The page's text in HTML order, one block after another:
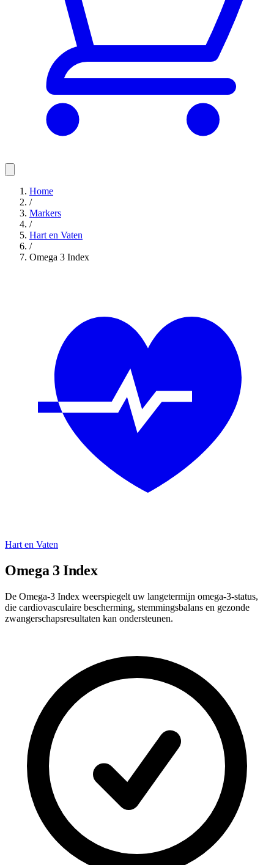
Home
/
Markers
/
Hart en Vaten
/
Omega 3 Index
Hart en Vaten
Omega 3 Index
De Omega-3 Index weerspiegelt uw langetermijn omega-3-status,
die cardiovasculaire bescherming, stemmingsbalans en gezonde
zwangerschapsresultaten kan ondersteunen.